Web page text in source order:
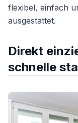
flexibel, einfach
ausgestattet.
Direkt
schnelle